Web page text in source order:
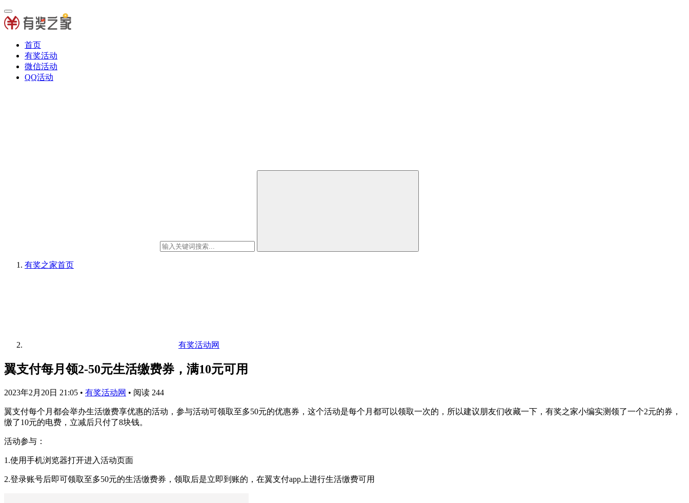
首页
有奖活动
微信活动
QQ活动
有奖之家首页
有奖活动网
翼支付每月领2-50元生活缴费券，满10元可用
2023年2月20日 21:05 • 有奖活动网 • 阅读 244
翼支付每个月都会举办生活缴费享优惠的活动，参与活动可领取至多50元的优惠券，这个活动是每个月都可以领取一次的，所以建议朋友们收藏一下，有奖之家小编实测领了一个2元的券，
缴了10元的电费，立减后只付了8块钱。
活动参与：
1.使用手机浏览器打开进入活动页面
2.登录账号后即可领取至多50元的生活缴费券，领取后是立即到账的，在翼支付app上进行生活缴费可用